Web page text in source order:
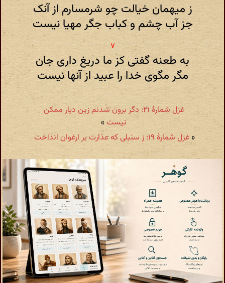
ز میهمان خیالت چو شرمسارم از آنک
جز آب چشم و کباب جگر مهیا نیست
به طعنه گفتی کز ما دریغ داری جان
مگر مگوی خدا را عبید از آنها نیست
غزل شمارهٔ ۲۱: دگر برون شدنم زین دیار ممکن
نیست»
« غزل شمارهٔ ۱۹: ز سنبلی که عذارت بر ارغوان انداخت